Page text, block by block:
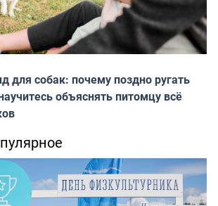
для собак: почему поздно ругать
объяснять питомцу всё